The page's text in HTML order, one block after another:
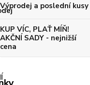
Výprodej a poslední kusy
KUP VÍC, PLAŤ MÍŇ!
AKČNÍ SADY - nejnižší
cena